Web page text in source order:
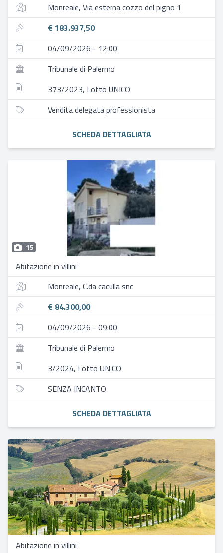
Monreale, Via esterna cozzo del pigno 1
€ 183.937,50
04/09/2026 - 12:00
Tribunale di Palermo
373/2023, Lotto UNICO
Vendita delegata professionista
SCHEDA DETTAGLIATA
15
Abitazione in villini
Monreale, C.da caculla snc
€ 84.300,00
04/09/2026 - 09:00
Tribunale di Palermo
3/2024, Lotto UNICO
SENZA INCANTO
SCHEDA DETTAGLIATA
Abitazione in villini